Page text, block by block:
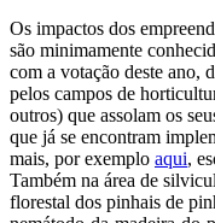
Os impactos dos
são minimamente
com a votação deste ano,
pelos campos de
outros) que assolam os
que já se encontram
mais, por exemplo aqui,
Também na área de
florestal dos pinhais de